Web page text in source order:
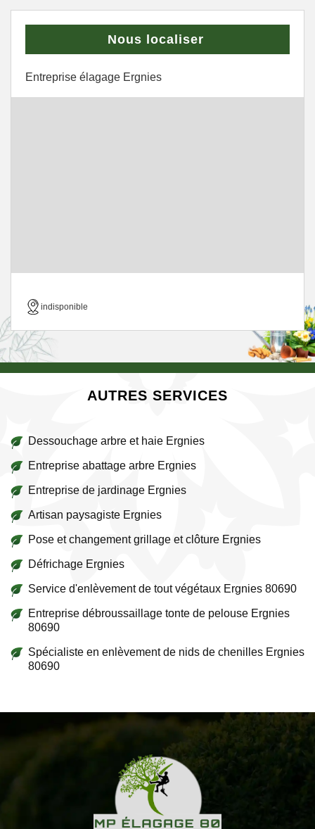
Nous localiser
Entreprise élagage Ergnies
indisponible
AUTRES SERVICES
Dessouchage arbre et haie Ergnies
Entreprise abattage arbre Ergnies
Entreprise de jardinage Ergnies
Artisan paysagiste Ergnies
Pose et changement grillage et clôture Ergnies
Défrichage Ergnies
Service d'enlèvement de tout végétaux Ergnies 80690
Entreprise débroussaillage tonte de pelouse Ergnies
80690
Spécialiste en enlèvement de nids de chenilles Ergnies
80690